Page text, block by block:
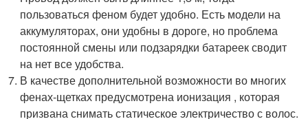
пользоваться феном будет удобно. Есть модели на
аккумуляторах, они удобны в дороге, но проблема
постоянной смены или подзарядки батареек сводит
на нет все удобства.
В качестве дополнительной возможности во многих
фенах-щетках предусмотрена ионизация , которая
призвана снимать статическое электричество с волос.